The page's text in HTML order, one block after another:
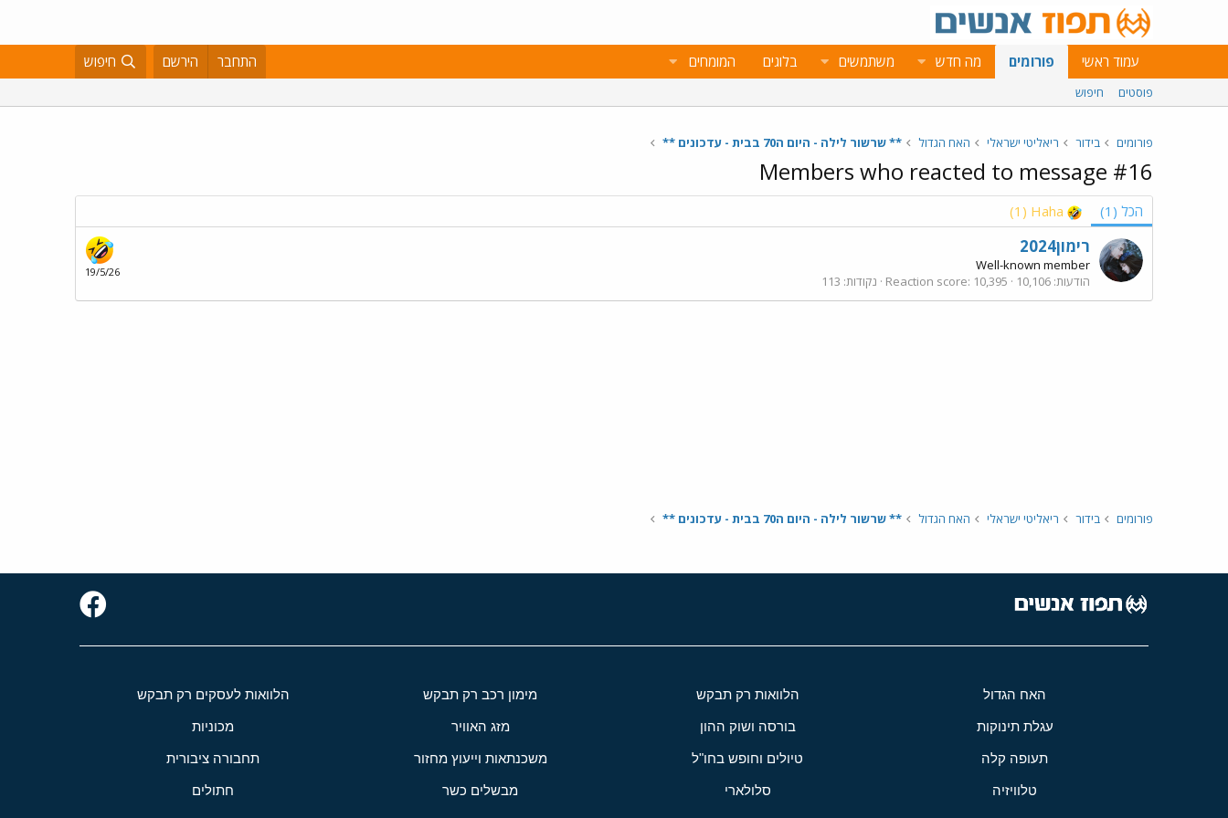
עמוד ראשי פורומים מה חדש משתמשים בלוגים המומחים התחבר הירשם חיפוש
פוסטים חיפוש
פורומים בידור ריאליטי ישראלי האח הגדול ** שרשור לילה - היום ה70 בבית - עדכונים **
Members who reacted to message #16
הכל (1)
Haha
(1)
19/5/26
רימון2024
Well-known member
הודעות 10,106
Reaction score 10,395 נקודות 113
פורומים בידור ריאליטי ישראלי האח הגדול ** שרשור לילה - היום ה70 בבית - עדכונים **
האח הגדול הלוואות רק תבקש מימון רכב רק תבקש הלוואות לעסקים רק תבקש
עגלת תינוקות בורסה ושוק ההון מזג האוויר מכוניות
תעופה קלה טיולים וחופש בחו"ל משכנתאות וייעוץ מחזור תחבורה ציבורית
טלוויזיה סלולארי מבשלים כשר חתולים